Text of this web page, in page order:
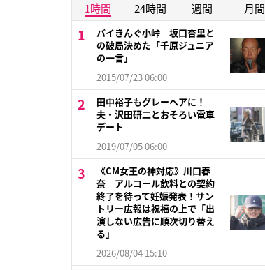
1時間 24時間 週間 月間
バイきんぐ小峠 坂口杏里と
の破局決めた「千原ジュニア
の一言」
2015/07/23 06:00
田中裕子もグレーヘアに！
夫・沢田研二とおそろい電車
デート
2019/07/05 06:00
《CM女王の神対応》川口春
奈 アルコール飲料との契約
終了を待って妊娠発表！サン
トリー広報は祝福の上で「出
演しない広告に順次切り替え
る」
2026/08/04 15:10